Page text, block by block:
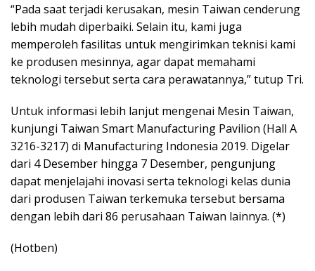
“Pada saat terjadi kerusakan, mesin Taiwan cenderung
lebih mudah diperbaiki. Selain itu, kami juga
memperoleh fasilitas untuk mengirimkan teknisi kami
ke produsen mesinnya, agar dapat memahami
teknologi tersebut serta cara perawatannya,” tutup Tri.
Untuk informasi lebih lanjut mengenai Mesin Taiwan,
kunjungi Taiwan Smart Manufacturing Pavilion (Hall A
3216-3217) di Manufacturing Indonesia 2019. Digelar
dari 4 Desember hingga 7 Desember, pengunjung
dapat menjelajahi inovasi serta teknologi kelas dunia
dari produsen Taiwan terkemuka tersebut bersama
dengan lebih dari 86 perusahaan Taiwan lainnya. (*)
(Hotben)